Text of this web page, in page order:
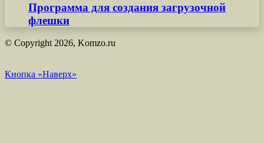
Программа для создания загрузочной
флешки
© Copyright 2026, Komzo.ru
Кнопка «Наверх»